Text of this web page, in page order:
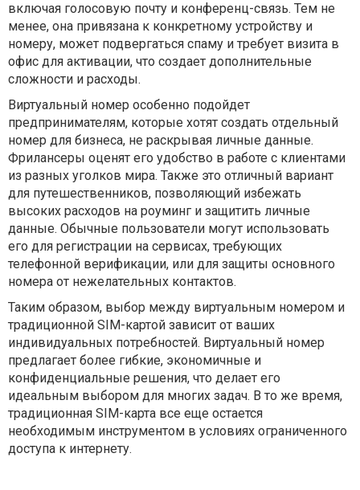
включая голосовую почту и конференц-связь. Тем не
менее, она привязана к конкретному устройству и
номеру, может подвергаться спаму и требует визита в
офис для активации, что создает дополнительные
сложности и расходы.
Виртуальный номер особенно подойдет
предпринимателям, которые хотят создать отдельный
номер для бизнеса, не раскрывая личные данные.
Фрилансеры оценят его удобство в работе с клиентами
из разных уголков мира. Также это отличный вариант
для путешественников, позволяющий избежать
высоких расходов на роуминг и защитить личные
данные. Обычные пользователи могут использовать
его для регистрации на сервисах, требующих
телефонной верификации, или для защиты основного
номера от нежелательных контактов.
Таким образом, выбор между виртуальным номером и
традиционной SIM-картой зависит от ваших
индивидуальных потребностей. Виртуальный номер
предлагает более гибкие, экономичные и
конфиденциальные решения, что делает его
идеальным выбором для многих задач. В то же время,
традиционная SIM-карта все еще остается
необходимым инструментом в условиях ограниченного
доступа к интернету.